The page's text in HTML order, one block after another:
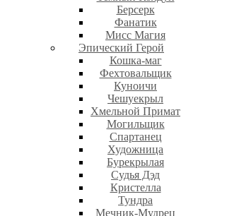
Берсерк
Фанатик
Мисс Магия
Эпический Герой
Кошка-маг
Фехтовальщик
Куноичи
Чешуекрыл
Хмельной Примат
Могильщик
Спартанец
Художница
Бурекрылая
Судья Дэд
Кристелла
Тундра
Мечник-Мудрец